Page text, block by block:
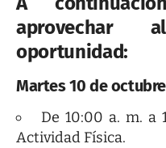
aprovechar
oportunidad:
Martes 10 de
De 10:00 a. m. a
Actividad Física.